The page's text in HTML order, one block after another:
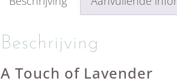
Beschrijving
A Touch of Lavender